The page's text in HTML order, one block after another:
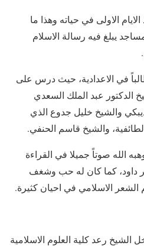
الاولى في حياته وهذا ما
يبلغ فيه رسالة الاسلام
في الاعدادية، حيث درس على
الدكتور عبد الملك السعدي
والشيخ خليل جدوع الذي
والشيخ قاسم الحنفي.
الله صوتاً جميلا في القراءة
داود، كما كان له حب وشغف
الشعر الاسلامي في احيان كثيرة.
الشيخ رعد كلية العلوم الاسلامية